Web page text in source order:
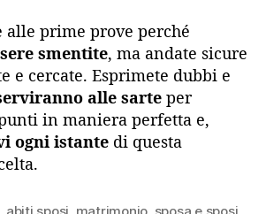
alle prime prove perché
smentite, ma andate sicure
e cercate. Esprimete dubbi e
alle sarte per
in maniera perfetta e,
ogni istante di questa
abiti sposi matrimonio sposa e sposi